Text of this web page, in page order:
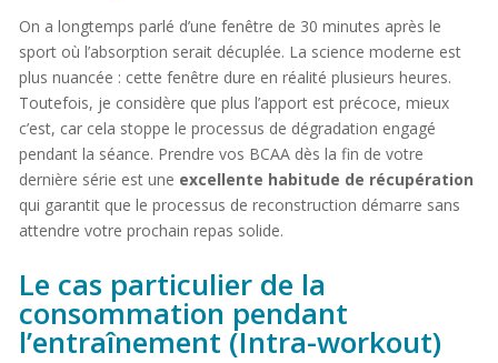
On a longtemps parlé d’une fenêtre de 30 minutes après le
sport où l’absorption serait décuplée. La science moderne est
plus nuancée : cette fenêtre dure en réalité plusieurs heures.
Toutefois, je considère que plus l’apport est précoce, mieux
c’est, car cela stoppe le processus de dégradation engagé
pendant la séance. Prendre vos BCAA dès la fin de votre
dernière série est une excellente habitude de récupération
qui garantit que le processus de reconstruction démarre sans
attendre votre prochain repas solide.
Le cas particulier de la
consommation pendant
l’entraînement (Intra-workout)